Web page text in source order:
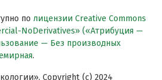
по лицензии Creative Commons
NoDerivatives» («Атрибуция —
— Без производных
.
Copyright (c) 2024